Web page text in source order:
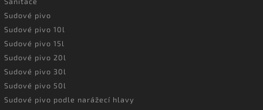
Sudové pivo
Sudové pivo 10l
Sudové pivo 15l
Sudové pivo 20l
Sudové pivo 30l
Sudové pivo 50l
Sudové pivo podle narážecí hlavy